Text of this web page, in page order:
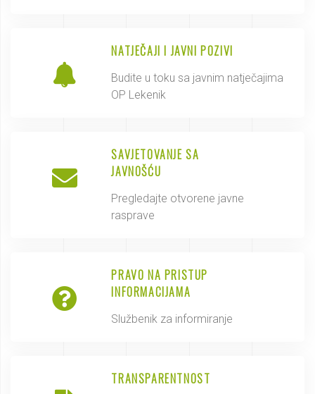
NATJEČAJI I JAVNI POZIVI
Budite u toku sa javnim natječajima
OP Lekenik
SAVJETOVANJE SA
JAVNOŠĆU
Pregledajte otvorene javne
rasprave
PRAVO NA PRISTUP
INFORMACIJAMA
Službenik za informiranje
TRANSPARENTNOST